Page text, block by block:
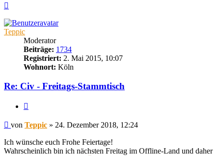
Teppic
Moderator
Beiträge: 1734
Registriert: 2. Mai 2015, 10:07
Wohnort: Köln
Re: Civ - Freitags-Stammtisch
Beitrag
von Teppic » 24. Dezember 2018, 12:24
Ich wünsche euch Frohe Feiertage!
Wahrscheinlich bin ich nächsten Freitag im Offline-Land und daher